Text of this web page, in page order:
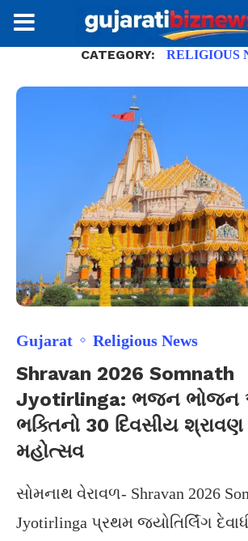
CATEGORY: RELIGIOUS
Gujarat Religious News
Shravan 2026 Somnath
Jyotirlinga: ભજન
ભક્તિનો 30 દિવસીય શ્રાવણ
મહોત્સવ
સોમનાથ વેરાવળ- Shravan 2026
Jyotirlinga પ્રથમ જ્યોતિર્લિંગ